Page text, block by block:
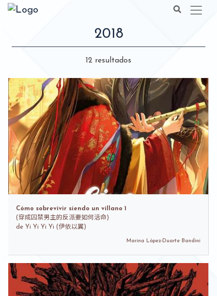
2018
12 resultados
Cómo sobrevivir siendo un villano 1
( 穿成囚禁男主的反派要如何活命)
de Yi Yi Yi Yi (伊依以翼)
Marina López-Duarte Bandini